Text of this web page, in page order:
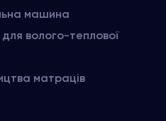
машина
волого-теплової
матраців